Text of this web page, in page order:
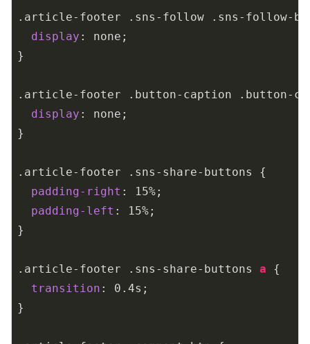
.article-footer .sns-follow
.sns-follow-
display : none;
}
.article-footer .button-caption
.button-
display : none;
}
.article-footer .sns-share-buttons
{
padding-right : 15%;
padding-left : 15%;
}
.article-footer .sns-share-buttons a {
transition : 0.4s ;
}